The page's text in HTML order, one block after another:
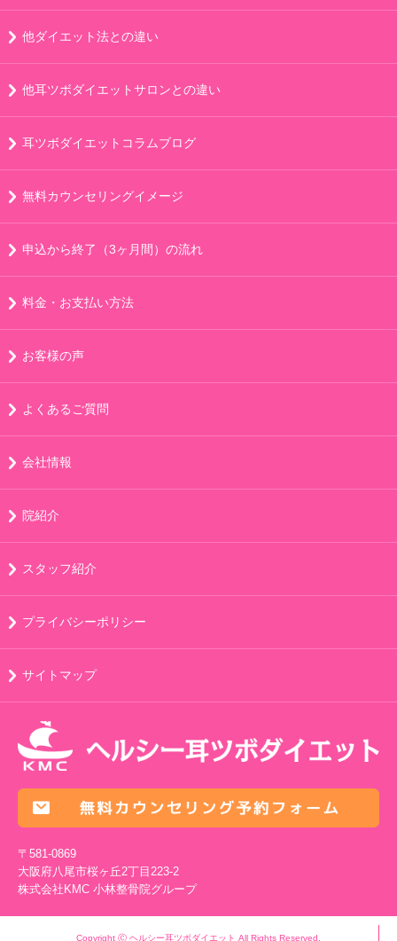
他ダイエット法との違い
他耳ツボダイエットサロンとの違い
耳ツボダイエットコラムブログ
無料カウンセリングイメージ
申込から終了（3ヶ月間）の流れ
料金・お支払い方法
お客様の声
よくあるご質問
会社情報
院紹介
スタッフ紹介
プライバシーポリシー
サイトマップ
〒581-0869
大阪府八尾市桜ヶ丘2丁目223-2
株式会社KMC 小林整骨院グループ
Copyright Ⓒ ヘルシー耳ツボダイエット All Rights Reserved.